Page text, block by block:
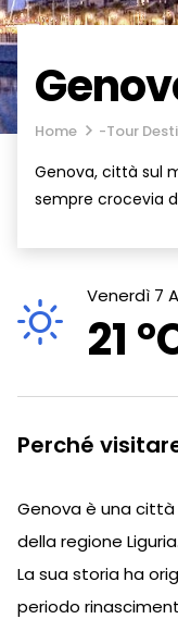
Home -Tour
Genova, città sul
sempre crocevia
Venerdì 7
21 °
Perché
Genova è una
della regione Liguria.
La sua storia ha
periodo